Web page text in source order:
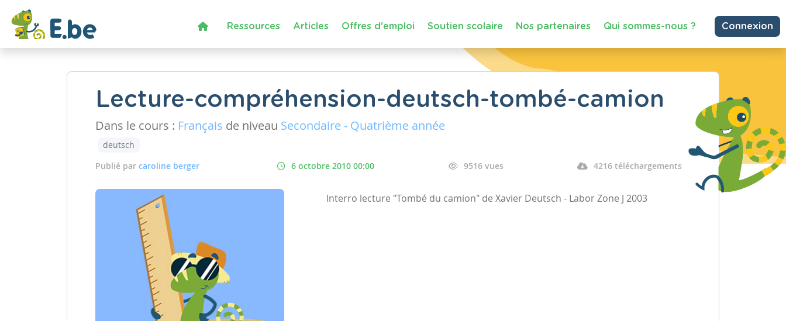
Ressources Articles Offres d'emploi Soutien scolaire Nos partenaires Qui sommes-nous ? Connexion
Lecture-compréhension-deutsch-tombé-camion
Dans le cours : Français de niveau Secondaire - Quatrième année
deutsch
Publié par caroline berger 6 octobre 2010 00:00 9516 vues 4216 téléchargements
Interro lecture "Tombé du camion" de Xavier Deutsch - Labor Zone J 2003